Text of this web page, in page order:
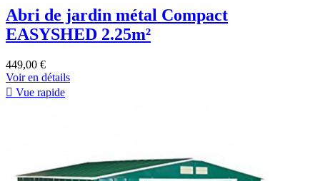
Abri de jardin métal Compact
EASYSHED 2.25m²
449,00 €
Voir en détails
 Vue rapide